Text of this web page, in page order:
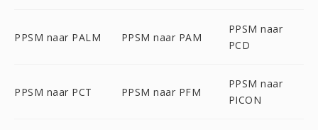
PPSM naar PALM PPSM naar PAM
PPSM naar
PCD
PPSM naar PCT PPSM naar PFM
PPSM naar
PICON